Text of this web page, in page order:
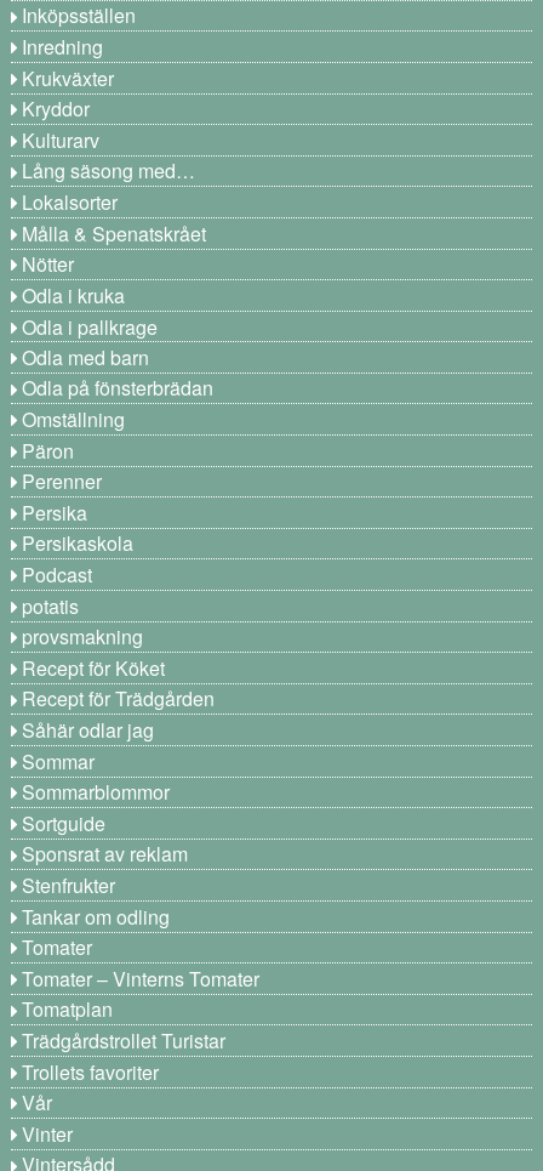
Inköpsställen
Inredning
Krukväxter
Kryddor
Kulturarv
Lång säsong med…
Lokalsorter
Målla & Spenatskrået
Nötter
Odla i kruka
Odla i pallkrage
Odla med barn
Odla på fönsterbrädan
Omställning
Päron
Perenner
Persika
Persikaskola
Podcast
potatis
provsmakning
Recept för Köket
Recept för Trädgården
Såhär odlar jag
Sommar
Sommarblommor
Sortguide
Sponsrat av reklam
Stenfrukter
Tankar om odling
Tomater
Tomater – Vinterns Tomater
Tomatplan
Trädgårdstrollet Turistar
Trollets favoriter
Vår
Vinter
Vintersådd